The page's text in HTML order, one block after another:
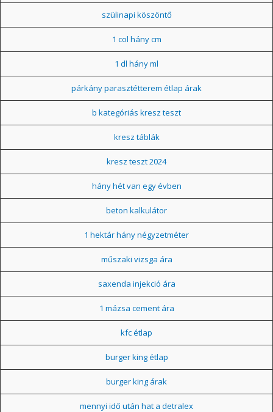
szülinapi köszöntő
1 col hány cm
1 dl hány ml
párkány parasztétterem étlap árak
b kategóriás kresz teszt
kresz táblák
kresz teszt 2024
hány hét van egy évben
beton kalkulátor
1 hektár hány négyzetméter
műszaki vizsga ára
saxenda injekció ára
1 mázsa cement ára
kfc étlap
burger king étlap
burger king árak
mennyi idő után hat a detralex